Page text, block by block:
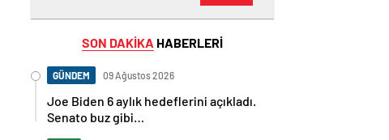
SON DAKİKA HABERLERİ
GÜNDEM 09 Ağustos 2026
Joe Biden 6 aylık hedeflerini açıkladı.
Senato buz gibi…